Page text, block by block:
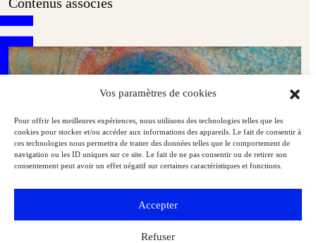
Vos paramètres de cookies
Pour offrir les meilleures expériences, nous utilisons des technologies telles que les
cookies pour stocker et/ou accéder aux informations des appareils. Le fait de consentir à
ces technologies nous permettra de traiter des données telles que le comportement de
navigation ou les ID uniques sur ce site. Le fait de ne pas consentir ou de retirer son
consentement peut avoir un effet négatif sur certaines caractéristiques et fonctions.
Accepter
Refuser